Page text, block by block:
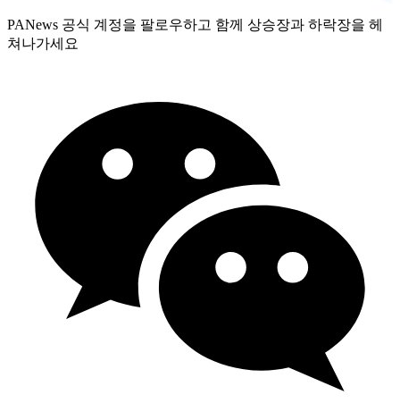
PANews 공식 계정을 팔로우하고 함께 상승장과 하락장을 헤
쳐나가세요